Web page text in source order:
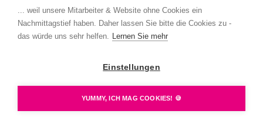
Newsletter abonnieren
Hinweisgebersystem
Datenschutz
Impressum
... weil unsere Mitarbeiter & Website ohne Cookies ein
Nachmittagstief haben. Daher lassen Sie bitte die Cookies zu -
das würde uns sehr helfen. Lernen Sie mehr
Einstellungen
YUMMY, ICH MAG COOKIES! 🍪